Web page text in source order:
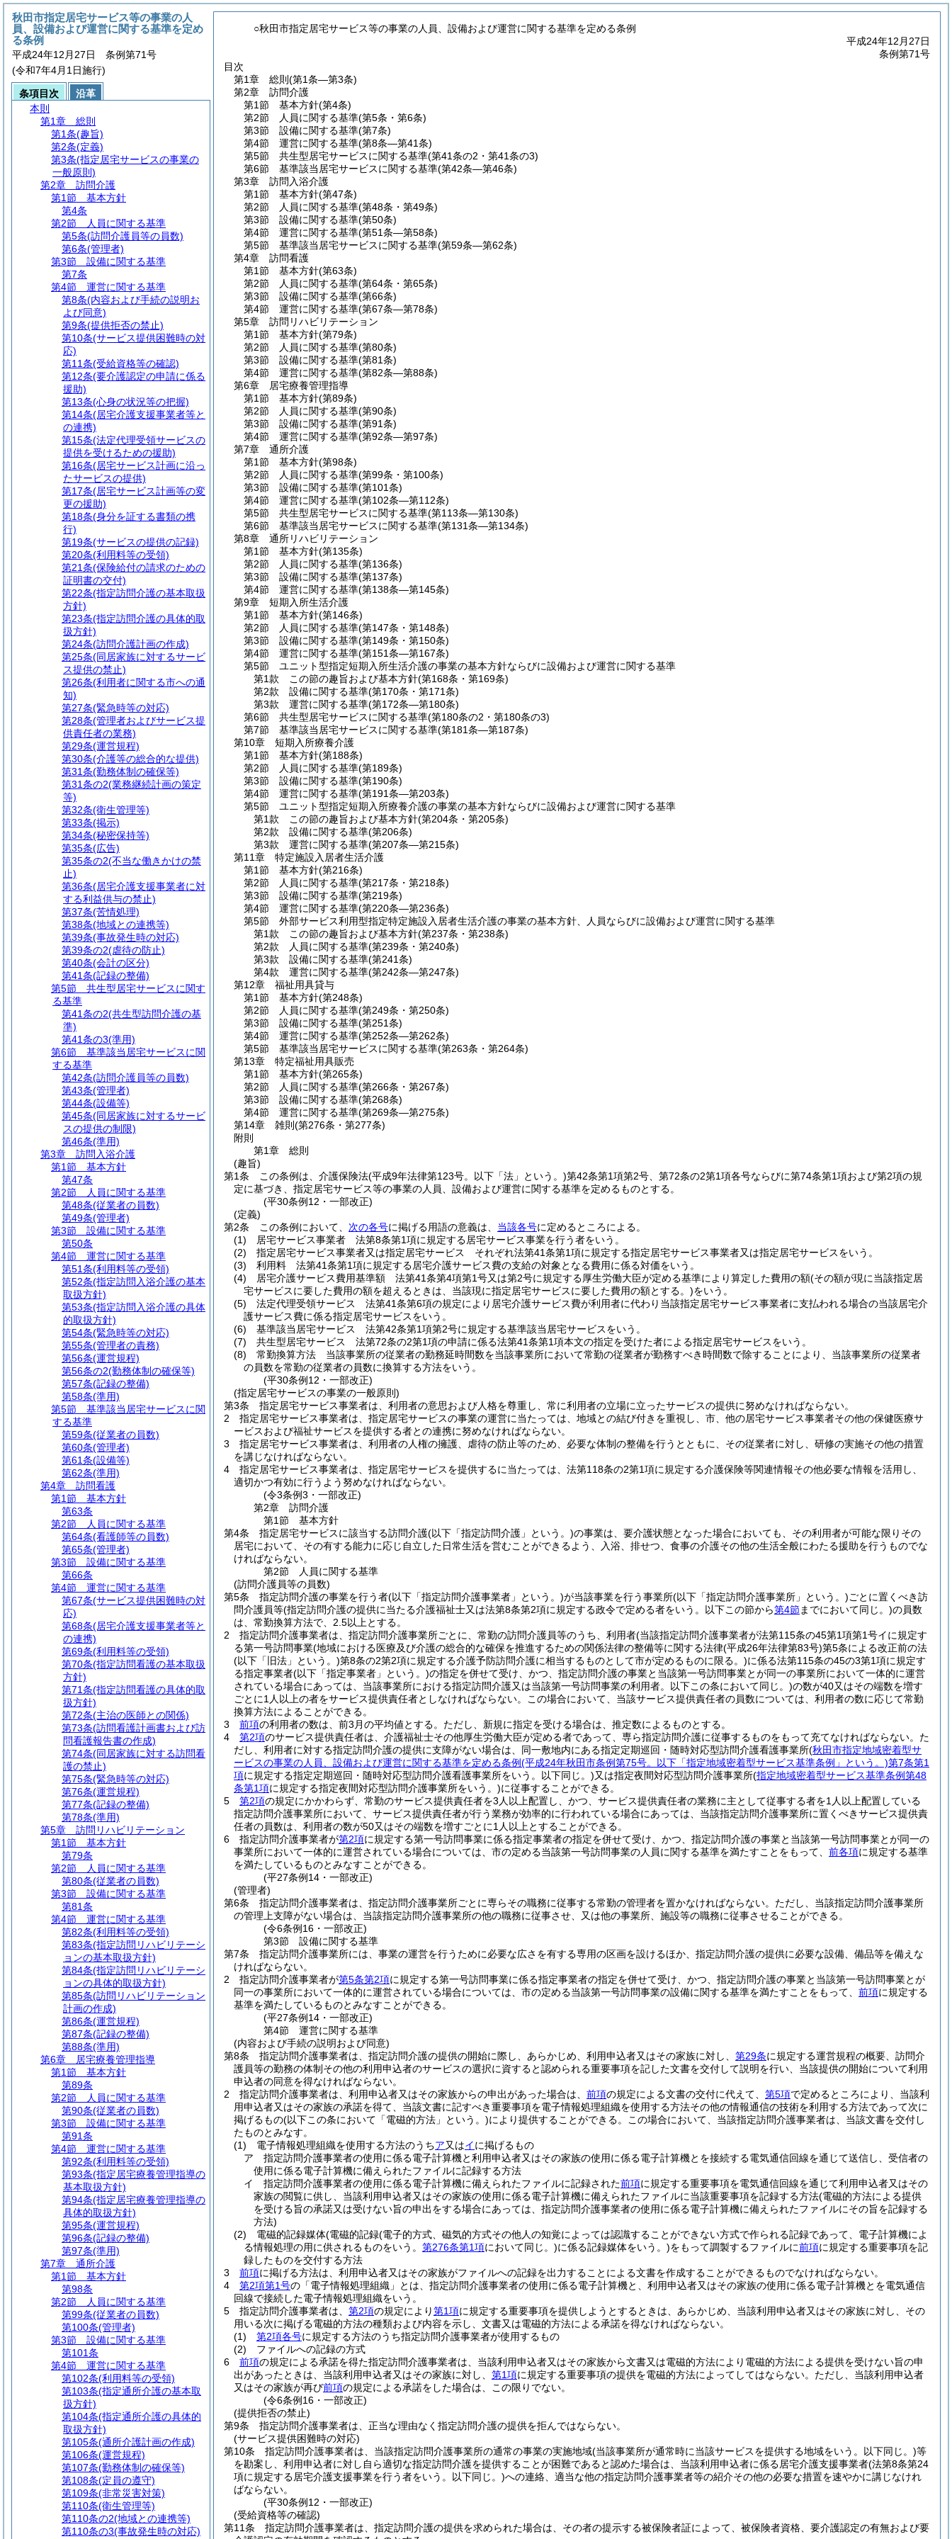
○秋田市指定居宅サービス等の事業の人員、設備および運営に関する基準を定める条例
平成24年12月27日
条例第71号
目次
第1章
総則 (第1条―第3条)
第2章
訪問介護
第1節
基本方針(第4条)
第2節
人員に関する基準(第5条・第6条)
第3節
設備に関する基準(第7条)
第4節
運営に関する基準(第8条―第41条)
第5節
共生型居宅サービスに関する基準(第41条の2・第41条の3)
第6節
基準該当居宅サービスに関する基準(第42条―第46条)
第3章
訪問入浴介護
第1節
基本方針(第47条)
第2節
人員に関する基準(第48条・第49条)
第3節
設備に関する基準(第50条)
第4節
運営に関する基準(第51条―第58条)
第5節
基準該当居宅サービスに関する基準(第59条―第62条)
第4章
訪問看護
第1節
基本方針(第63条)
第2節
人員に関する基準(第64条・第65条)
第3節
設備に関する基準(第66条)
第4節
運営に関する基準(第67条―第78条)
第5章
訪問リハビリテーション
第1節
基本方針(第79条)
第2節
人員に関する基準(第80条)
第3節
設備に関する基準(第81条)
第4節
運営に関する基準(第82条―第88条)
第6章
居宅療養管理指導
第1節
基本方針(第89条)
第2節
人員に関する基準(第90条)
第3節
設備に関する基準(第91条)
第4節
運営に関する基準(第92条―第97条)
第7章
通所介護
第1節
基本方針(第98条)
第2節
人員に関する基準(第99条・第100条)
第3節
設備に関する基準(第101条)
第4節
運営に関する基準(第102条―第112条)
第5節
共生型居宅サービスに関する基準(第113条―第130条)
第6節
基準該当居宅サービスに関する基準(第131条―第134条)
第8章
通所リハビリテーション
第1節
基本方針(第135条)
第2節
人員に関する基準(第136条)
第3節
設備に関する基準(第137条)
第4節
運営に関する基準(第138条―第145条)
第9章
短期入所生活介護
第1節
基本方針(第146条)
第2節
人員に関する基準(第147条・第148条)
第3節
設備に関する基準(第149条・第150条)
第4節
運営に関する基準(第151条―第167条)
第5節
ユニット型指定短期入所生活介護の事業の基本方針ならびに設備および運営に関する基準
第1款
この節の趣旨および基本方針(第168条・第169条)
第2款
設備に関する基準(第170条・第171条)
第3款
運営に関する基準(第172条―第180条)
第6節
共生型居宅サービスに関する基準(第180条の2・第180条の3)
第7節
基準該当居宅サービスに関する基準(第181条―第187条)
第10章
短期入所療養介護
第1節
基本方針(第188条)
第2節
人員に関する基準(第189条)
第3節
設備に関する基準(第190条)
第4節
運営に関する基準(第191条―第203条)
第5節
ユニット型指定短期入所療養介護の事業の基本方針ならびに設備および運営に関する基準
第1款
この節の趣旨および基本方針(第204条・第205条)
第2款
設備に関する基準(第206条)
第3款
運営に関する基準(第207条―第215条)
第11章
特定施設入居者生活介護
第1節
基本方針(第216条)
第2節
人員に関する基準(第217条・第218条)
第3節
設備に関する基準(第219条)
第4節
運営に関する基準(第220条―第236条)
第5節
外部サービス利用型指定特定施設入居者生活介護の事業の基本方針、人員ならびに設備および運営に関する基準
第1款
この節の趣旨および基本方針(第237条・第238条)
第2款
人員に関する基準(第239条・第240条)
第3款
設備に関する基準(第241条)
第4款
運営に関する基準(第242条―第247条)
第12章
福祉用具貸与
第1節
基本方針(第248条)
第2節
人員に関する基準(第249条・第250条)
第3節
設備に関する基準(第251条)
第4節
運営に関する基準(第252条―第262条)
第5節
基準該当居宅サービスに関する基準(第263条・第264条)
第13章
特定福祉用具販売
第1節
基本方針(第265条)
第2節
人員に関する基準(第266条・第267条)
第3節
設備に関する基準(第268条)
第4節
運営に関する基準(第269条―第275条)
第14章
雑則 (第276条・第277条)
附則
第1章
総則
(趣旨)
第1条
この条例は、介護保険法(平成9年法律第123号。以下「法」という。)第42条第1項第2号、第72条の2第1項各号ならびに第74条第1項および第2項の規
定に基づき、指定居宅サービス等の事業の人員、設備および運営に関する基準を定めるものとする。
(平30条例12・一部改正)
(定義)
第2条
この条例において、 次の各号に掲げる用語の意義は、 当該各号に定めるところによる。
(1)
居宅サービス事業者 法第8条第1項に規定する居宅サービス事業を行う者をいう。
(2)
指定居宅サービス事業者又は指定居宅サービス それぞれ法第41条第1項に規定する指定居宅サービス事業者又は指定居宅サービスをいう。
(3)
利用料 法第41条第1項に規定する居宅介護サービス費の支給の対象となる費用に係る対価をいう。
(4)
居宅介護サービス費用基準額 法第41条第4項第1号又は第2号に規定する厚生労働大臣が定める基準により算定した費用の額(その額が現に当該指定居
宅サービスに要した費用の額を超えるときは、当該現に指定居宅サービスに要した費用の額とする。)をいう。
(5)
法定代理受領サービス 法第41条第6項の規定により居宅介護サービス費が利用者に代わり当該指定居宅サービス事業者に支払われる場合の当該居宅介
護サービス費に係る指定居宅サービスをいう。
(6)
基準該当居宅サービス 法第42条第1項第2号に規定する基準該当居宅サービスをいう。
(7)
共生型居宅サービス 法第72条の2第1項の申請に係る法第41条第1項本文の指定を受けた者による指定居宅サービスをいう。
(8)
常勤換算方法 当該事業所の従業者の勤務延時間数を当該事業所において常勤の従業者が勤務すべき時間数で除することにより、当該事業所の従業者
の員数を常勤の従業者の員数に換算する方法をいう。
(平30条例12・一部改正)
(指定居宅サービスの事業の一般原則)
第3条
指定居宅サービス事業者は、利用者の意思および人格を尊重し、常に利用者の立場に立ったサービスの提供に努めなければならない。
2
指定居宅サービス事業者は、指定居宅サービスの事業の運営に当たっては、地域との結び付きを重視し、市、他の居宅サービス事業者その他の保健医療サ
ービスおよび福祉サービスを提供する者との連携に努めなければならない。
3
指定居宅サービス事業者は、利用者の人権の擁護、虐待の防止等のため、必要な体制の整備を行うとともに、その従業者に対し、研修の実施その他の措置
を講じなければならない。
4
指定居宅サービス事業者は、指定居宅サービスを提供するに当たっては、法第118条の2第1項に規定する介護保険等関連情報その他必要な情報を活用し、
適切かつ有効に行うよう努めなければならない。
(令3条例3・一部改正)
第2章
訪問介護
第1節
基本方針
第4条
指定居宅サービスに該当する訪問介護(以下「指定訪問介護」という。)の事業は、要介護状態となった場合においても、その利用者が可能な限りその
居宅において、その有する能力に応じ自立した日常生活を営むことができるよう、入浴、排せつ、食事の介護その他の生活全般にわたる援助を行うものでな
ければならない。
第2節
人員に関する基準
(訪問介護員等の員数)
第5条
指定訪問介護の事業を行う者(以下「指定訪問介護事業者」という。)が当該事業を行う事業所(以下「指定訪問介護事業所」という。)ごとに置くべき訪
問介護員等(指定訪問介護の提供に当たる介護福祉士又は法第8条第2項に規定する政令で定める者をいう。以下この節から第4節までにおいて同じ。)の員数
は、常勤換算方法で、2.5以上とする。
2
指定訪問介護事業者は、指定訪問介護事業所ごとに、常勤の訪問介護員等のうち、利用者(当該指定訪問介護事業者が法第115条の45第1項第1号イに規定す
る第一号訪問事業(地域における医療及び介護の総合的な確保を推進するための関係法律の整備等に関する法律(平成26年法律第83号)第5条による改正前の法
(以下「旧法」という。)第8条の2第2項に規定する介護予防訪問介護に相当するものとして市が定めるものに限る。)に係る法第115条の45の3第1項に規定す
る指定事業者(以下「指定事業者」という。)の指定を併せて受け、かつ、指定訪問介護の事業と当該第一号訪問事業とが同一の事業所において一体的に運営
されている場合にあっては、当該事業所における指定訪問介護又は当該第一号訪問事業の利用者。以下この条において同じ。)の数が40又はその端数を増す
ごとに1人以上の者をサービス提供責任者としなければならない。
この場合において、当該サービス提供責任者の員数については、利用者の数に応じて常勤
換算方法によることができる。
3
前項の利用者の数は、前3月の平均値とする。 ただし、新規に指定を受ける場合は、推定数によるものとする。
4
第2項のサービス提供責任者は、介護福祉士その他厚生労働大臣が定める者であって、専ら指定訪問介護に従事するものをもって充てなければならない。 た
だし、利用者に対する指定訪問介護の提供に支障がない場合は、同一敷地内にある指定定期巡回・随時対応型訪問介護看護事業所(秋田市指定地域密着型サ
ービスの事業の人員、設備および運営に関する基準を定める条例(平成24年秋田市条例第75号。以下「指定地域密着型サービス基準条例」という。)第7条第1
項に規定する指定定期巡回・随時対応型訪問介護看護事業所をいう。以下同じ。)又は指定夜間対応型訪問介護事業所(指定地域密着型サービス基準条例第48
条第1項に規定する指定夜間対応型訪問介護事業所をいう。)に従事することができる。
5
第2項の規定にかかわらず、常勤のサービス提供責任者を3人以上配置し、かつ、サービス提供責任者の業務に主として従事する者を1人以上配置している
指定訪問介護事業所において、サービス提供責任者が行う業務が効率的に行われている場合にあっては、当該指定訪問介護事業所に置くべきサービス提供責
任者の員数は、利用者の数が50又はその端数を増すごとに1人以上とすることができる。
6
指定訪問介護事業者が第2項に規定する第一号訪問事業に係る指定事業者の指定を併せて受け、かつ、指定訪問介護の事業と当該第一号訪問事業とが同一の
事業所において一体的に運営されている場合については、市の定める当該第一号訪問事業の人員に関する基準を満たすことをもって、 前各項に規定する基準
を満たしているものとみなすことができる。
(平27条例14・一部改正)
(管理者)
第6条
指定訪問介護事業者は、指定訪問介護事業所ごとに専らその職務に従事する常勤の管理者を置かなければならない。 ただし、当該指定訪問介護事業所
の管理上支障がない場合は、当該指定訪問介護事業所の他の職務に従事させ、又は他の事業所、施設等の職務に従事させることができる。
(令6条例16・一部改正)
第3節
設備に関する基準
第7条
指定訪問介護事業所には、事業の運営を行うために必要な広さを有する専用の区画を設けるほか、指定訪問介護の提供に必要な設備、備品等を備えな
ければならない。
2
指定訪問介護事業者が第5条第2項に規定する第一号訪問事業に係る指定事業者の指定を併せて受け、かつ、指定訪問介護の事業と当該第一号訪問事業とが
同一の事業所において一体的に運営されている場合については、市の定める当該第一号訪問事業の設備に関する基準を満たすことをもって、 前項に規定する
基準を満たしているものとみなすことができる。
(平27条例14・一部改正)
第4節
運営に関する基準
(内容および手続の説明および同意)
第8条
指定訪問介護事業者は、指定訪問介護の提供の開始に際し、あらかじめ、利用申込者又はその家族に対し、 第29条に規定する運営規程の概要、訪問介
護員等の勤務の体制その他の利用申込者のサービスの選択に資すると認められる重要事項を記した文書を交付して説明を行い、当該提供の開始について利用
申込者の同意を得なければならない。
2
指定訪問介護事業者は、利用申込者又はその家族からの申出があった場合は、 前項の規定による文書の交付に代えて、 第5項で定めるところにより、当該利
用申込者又はその家族の承諾を得て、当該文書に記すべき重要事項を電子情報処理組織を使用する方法その他の情報通信の技術を利用する方法であって次に
掲げるもの(以下この条において「電磁的方法」という。)により提供することができる。
この場合において、当該指定訪問介護事業者は、当該文書を交付し
たものとみなす。
(1)
電子情報処理組織を使用する方法のうちア又はイに掲げるもの
ア
指定訪問介護事業者の使用に係る電子計算機と利用申込者又はその家族の使用に係る電子計算機とを接続する電気通信回線を通じて送信し、受信者の
使用に係る電子計算機に備えられたファイルに記録する方法
イ
指定訪問介護事業者の使用に係る電子計算機に備えられたファイルに記録された前項に規定する重要事項を電気通信回線を通じて利用申込者又はその
家族の閲覧に供し、当該利用申込者又はその家族の使用に係る電子計算機に備えられたファイルに当該重要事項を記録する方法(電磁的方法による提供
を受ける旨の承諾又は受けない旨の申出をする場合にあっては、指定訪問介護事業者の使用に係る電子計算機に備えられたファイルにその旨を記録する
方法)
(2)
電磁的記録媒体(電磁的記録(電子的方式、磁気的方式その他人の知覚によっては認識することができない方式で作られる記録であって、電子計算機によ
る情報処理の用に供されるものをいう。 第276条第1項において同じ。)に係る記録媒体をいう。)をもって調製するファイルに前項に規定する重要事項を記
録したものを交付する方法
3
前項に掲げる方法は、利用申込者又はその家族がファイルへの記録を出力することによる文書を作成することができるものでなければならない。
4
第2項第1号の「電子情報処理組織」とは、指定訪問介護事業者の使用に係る電子計算機と、利用申込者又はその家族の使用に係る電子計算機とを電気通信
回線で接続した電子情報処理組織をいう。
5
指定訪問介護事業者は、 第2項の規定により第1項に規定する重要事項を提供しようとするときは、あらかじめ、当該利用申込者又はその家族に対し、その
用いる次に掲げる電磁的方法の種類および内容を示し、文書又は電磁的方法による承諾を得なければならない。
(1)
第2項各号に規定する方法のうち指定訪問介護事業者が使用するもの
(2)
ファイルへの記録の方式
6
前項の規定による承諾を得た指定訪問介護事業者は、当該利用申込者又はその家族から文書又は電磁的方法により電磁的方法による提供を受けない旨の申
出があったときは、当該利用申込者又はその家族に対し、 第1項に規定する重要事項の提供を電磁的方法によってしてはならない。 ただし、当該利用申込者
又はその家族が再び前項の規定による承諾をした場合は、この限りでない。
(令6条例16・一部改正)
(提供拒否の禁止)
第9条
指定訪問介護事業者は、正当な理由なく指定訪問介護の提供を拒んではならない。
(サービス提供困難時の対応)
第10条
指定訪問介護事業者は、当該指定訪問介護事業所の通常の事業の実施地域(当該事業所が通常時に当該サービスを提供する地域をいう。以下同じ。)等
を勘案し、利用申込者に対し自ら適切な指定訪問介護を提供することが困難であると認めた場合は、当該利用申込者に係る居宅介護支援事業者(法第8条第24
項に規定する居宅介護支援事業を行う者をいう。以下同じ。)への連絡、適当な他の指定訪問介護事業者等の紹介その他の必要な措置を速やかに講じなけれ
ばならない。
(平30条例12・一部改正)
(受給資格等の確認)
第11条
指定訪問介護事業者は、指定訪問介護の提供を求められた場合は、その者の提示する被保険者証によって、被保険者資格、要介護認定の有無および要
秋田市指定居宅サービス等の事業の人
員、設備および運営に関する基準を定め
る条例
平成24年12月27日 条例第71号
(令和7年4月1日施行)
条項目次
沿革
本則
第1章
総則
第1条(趣旨)
第2条(定義)
第3条(指定居宅サービスの事業の
一般原則)
第2章
訪問介護
第1節
基本方針
第4条
第2節
人員に関する基準
第5条(訪問介護員等の員数)
第6条(管理者)
第3節
設備に関する基準
第7条
第4節
運営に関する基準
第8条(内容および手続の説明お
よび同意)
第9条(提供拒否の禁止)
第10条(サービス提供困難時の対
応)
第11条(受給資格等の確認)
第12条(要介護認定の申請に係る
援助)
第13条(心身の状況等の把握)
第14条(居宅介護支援事業者等と
の連携)
第15条(法定代理受領サービスの
提供を受けるための援助)
第16条(居宅サービス計画に沿っ
たサービスの提供)
第17条(居宅サービス計画等の変
更の援助)
第18条(身分を証する書類の携
行)
第19条(サービスの提供の記録)
第20条(利用料等の受領)
第21条(保険給付の請求のための
証明書の交付)
第22条(指定訪問介護の基本取扱
方針)
第23条(指定訪問介護の具体的取
扱方針)
第24条(訪問介護計画の作成)
第25条(同居家族に対するサービ
ス提供の禁止)
第26条(利用者に関する市への通
知)
第27条(緊急時等の対応)
第28条(管理者およびサービス提
供責任者の業務)
第29条(運営規程)
第30条(介護等の総合的な提供)
第31条(勤務体制の確保等)
第31条の2(業務継続計画の策定
等)
第32条(衛生管理等)
第33条(掲示)
第34条(秘密保持等)
第35条(広告)
第35条の2(不当な働きかけの禁
止)
第36条(居宅介護支援事業者に対
する利益供与の禁止)
第37条(苦情処理)
第38条(地域との連携等)
第39条(事故発生時の対応)
第39条の2(虐待の防止)
第40条(会計の区分)
第41条(記録の整備)
第5節
共生型居宅サービスに関す
る基準
第41条の2(共生型訪問介護の基
準)
第41条の3(準用)
第6節
基準該当居宅サービスに関
する基準
第42条(訪問介護員等の員数)
第43条(管理者)
第44条(設備等)
第45条(同居家族に対するサービ
スの提供の制限)
第46条(準用)
第3章
訪問入浴介護
第1節
基本方針
第47条
第2節
人員に関する基準
第48条(従業者の員数)
第49条(管理者)
第3節
設備に関する基準
第50条
第4節
運営に関する基準
第51条(利用料等の受領)
第52条(指定訪問入浴介護の基本
取扱方針)
第53条(指定訪問入浴介護の具体
的取扱方針)
第54条(緊急時等の対応)
第55条(管理者の責務)
第56条(運営規程)
第56条の2(勤務体制の確保等)
第57条(記録の整備)
第58条(準用)
第5節
基準該当居宅サービスに関
する基準
第59条(従業者の員数)
第60条(管理者)
第61条(設備等)
第62条(準用)
第4章
訪問看護
第1節
基本方針
第63条
第2節
人員に関する基準
第64条(看護師等の員数)
第65条(管理者)
第3節
設備に関する基準
第66条
第4節
運営に関する基準
第67条(サービス提供困難時の対
応)
第68条(居宅介護支援事業者等と
の連携)
第69条(利用料等の受領)
第70条(指定訪問看護の基本取扱
方針)
第71条(指定訪問看護の具体的取
扱方針)
第72条(主治の医師との関係)
第73条(訪問看護計画書および訪
問看護報告書の作成)
第74条(同居家族に対する訪問看
護の禁止)
第75条(緊急時等の対応)
第76条(運営規程)
第77条(記録の整備)
第78条(準用)
第5章
訪問リハビリテーション
第1節
基本方針
第79条
第2節
人員に関する基準
第80条(従業者の員数)
第3節
設備に関する基準
第81条
第4節
運営に関する基準
第82条(利用料等の受領)
第83条(指定訪問リハビリテーシ
ョンの基本取扱方針)
第84条(指定訪問リハビリテーシ
ョンの具体的取扱方針)
第85条(訪問リハビリテーション
計画の作成)
第86条(運営規程)
第87条(記録の整備)
第88条(準用)
第6章
居宅療養管理指導
第1節
基本方針
第89条
第2節
人員に関する基準
第90条(従業者の員数)
第3節
設備に関する基準
第91条
第4節
運営に関する基準
第92条(利用料等の受領)
第93条(指定居宅療養管理指導の
基本取扱方針)
第94条(指定居宅療養管理指導の
具体的取扱方針)
第95条(運営規程)
第96条(記録の整備)
第97条(準用)
第7章
通所介護
第1節
基本方針
第98条
第2節
人員に関する基準
第99条(従業者の員数)
第100条(管理者)
第3節
設備に関する基準
第101条
第4節
運営に関する基準
第102条(利用料等の受領)
第103条(指定通所介護の基本取
扱方針)
第104条(指定通所介護の具体的
取扱方針)
第105条(通所介護計画の作成)
第106条(運営規程)
第107条(勤務体制の確保等)
第108条(定員の遵守)
第109条(非常災害対策)
第110条(衛生管理等)
第110条の2(地域との連携等)
第110条の3(事故発生時の対応)